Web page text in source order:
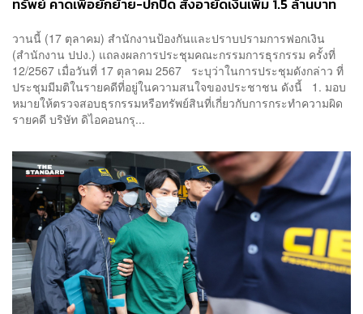
ทรัพย์ คาดเพื่อยักย้าย-ปกปิด สั่งอายัดเงินเพิ่ม 1.5 ล้านบาท
วานนี้ (17 ตุลาคม) สำนักงานป้องกันและปราบปรามการฟอกเงิน
(สำนักงาน ปปง.) แถลงผลการประชุมคณะกรรมการธุรกรรม ครั้งที่
12/2567 เมื่อวันที่ 17 ตุลาคม 2567 ระบุว่าในการประชุมดังกล่าว ที่
ประชุมมีมติในรายคดีที่อยู่ในความสนใจของประชาชน ดังนี้ 1. มอบ
หมายให้ตรวจสอบธุรกรรมหรือทรัพย์สินที่เกี่ยวกับการกระทำความผิด
รายคดี บริษัท ดิไอคอนกรุ...